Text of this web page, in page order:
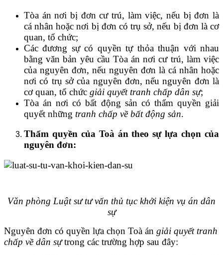
Tòa án nơi bị đơn cư trú, làm việc, nếu bị đơn là
cá nhân hoặc nơi bị đơn có trụ sở, nếu bị đơn là cơ
quan, tổ chức;
Các đương sự có quyền tự thỏa thuận với nhau
bằng văn bản yêu cầu Tòa án nơi cư trú, làm việc
của nguyên đơn, nếu nguyên đơn là cá nhân hoặc
nơi có trụ sở của nguyên đơn, nếu nguyên đơn là
cơ quan, tổ chức giải quyết tranh chấp dân sự;
Tòa án nơi có bất động sản có thẩm quyền giải
quyết những tranh chấp về bất động sản.
Thẩm quyền của Toà án theo sự lựa chọn của
nguyên đơn:
Văn phòng Luật sư tư vấn thủ tục khởi kiện vụ án dân
sự
Nguyên đơn có quyền lựa chọn Toà án giải quyết tranh
chấp về dân sựtrong các trường hợp sau đây: